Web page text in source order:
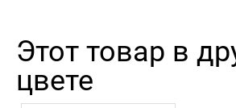
Этот товар в
цвете